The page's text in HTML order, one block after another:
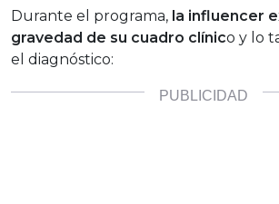
Durante el programa, la influencer
gravedad de su cuadro clínico y lo
el diagnóstico: